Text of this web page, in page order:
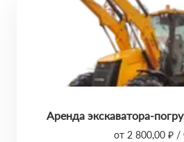
Аренда экскаватора-
от 2 800,00 ₽ /